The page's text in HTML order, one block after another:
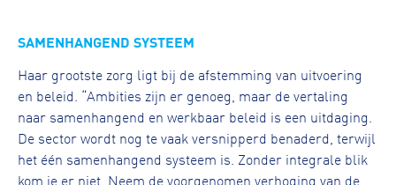
SAMENHANGEND SYSTEEM
Haar grootste zorg ligt bij de afstemming van uitvoering
en beleid. “Ambities zijn er genoeg, maar de vertaling
naar samenhangend en werkbaar beleid is een uitdaging.
De sector wordt nog te vaak versnipperd benaderd, terwijl
het één samenhangend systeem is. Zonder integrale blik
kom je er niet. Neem de voorgenomen verhoging van de